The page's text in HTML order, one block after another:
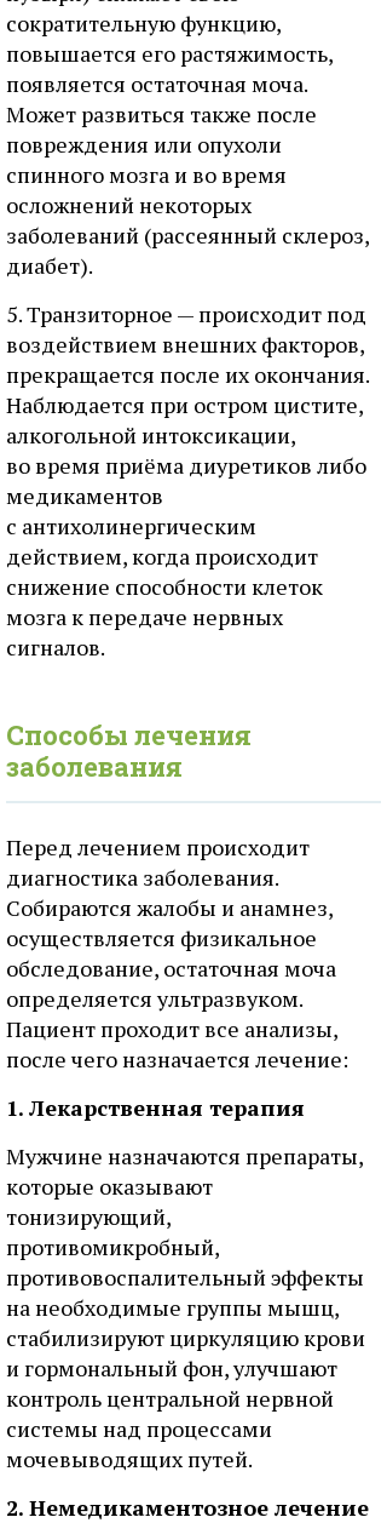
сократительную функцию,
повышается его растяжимость,
появляется остаточная моча.
Может развиться также после
повреждения или опухоли
спинного мозга и во время
осложнений некоторых
заболеваний (рассеянный склероз,
диабет).
5. Транзиторное — происходит под
воздействием внешних факторов,
прекращается после их окончания.
Наблюдается при остром цистите,
алкогольной интоксикации,
во время приёма диуретиков либо
медикаментов
с антихолинергическим
действием, когда происходит
снижение способности клеток
мозга к передаче нервных
сигналов.
Способы лечения
заболевания
Перед лечением происходит
диагностика заболевания.
Собираются жалобы и анамнез,
осуществляется физикальное
обследование, остаточная моча
определяется ультразвуком.
Пациент проходит все анализы,
после чего назначается лечение:
1. Лекарственная терапия
Мужчине назначаются препараты,
которые оказывают
тонизирующий,
противомикробный,
противовоспалительный эффекты
на необходимые группы мышц,
стабилизируют циркуляцию крови
и гормональный фон, улучшают
контроль центральной нервной
системы над процессами
мочевыводящих путей.
2. Немедикаментозное лечение